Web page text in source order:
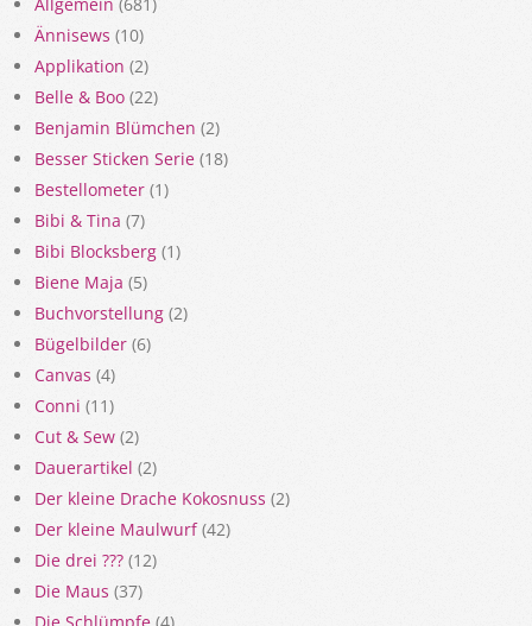
Allgemein (681)
Ännisews (10)
Applikation (2)
Belle & Boo (22)
Benjamin Blümchen (2)
Besser Sticken Serie (18)
Bestellometer (1)
Bibi & Tina (7)
Bibi Blocksberg (1)
Biene Maja (5)
Buchvorstellung (2)
Bügelbilder (6)
Canvas (4)
Conni (11)
Cut & Sew (2)
Dauerartikel (2)
Der kleine Drache Kokosnuss (2)
Der kleine Maulwurf(42)
Die drei ??? (12)
Die Maus (37)